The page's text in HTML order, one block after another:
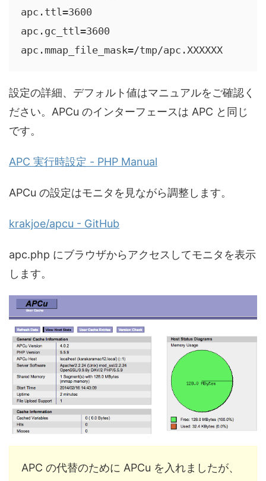
apc.ttl=3600
apc.gc_ttl=3600
apc.mmap_file_mask=/tmp/apc.XXXXXX
設定の詳細、デフォルト値はマニュアルをご確認く
ださい。APCu のインターフェースは APC と同じ
です。
APC 実行時設定 - PHP Manual
APCu の設定はモニタを見ながら調整します。
krakjoe/apcu - GitHub
apc.php にブラウザからアクセスしてモニタを表示
します。
APC の代替のために APCu を入れましたが、